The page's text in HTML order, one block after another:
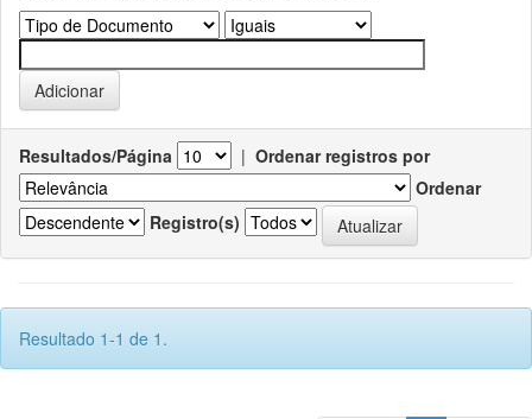
Resultados/Página | Ordenar registros por
Ordenar
Registro(s)
Resultado 1-1 de 1.